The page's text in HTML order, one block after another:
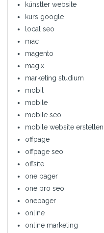
künstler website
kurs google
local seo
mac
magento
magix
marketing studium
mobil
mobile
mobile seo
mobile website erstellen
offpage
offpage seo
offsite
one pager
one pro seo
onepager
online
online marketing